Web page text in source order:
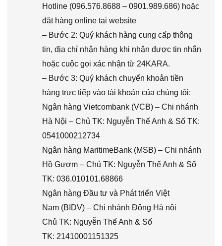
Hotline (096.576.8688 – 0901.989.686) hoặc
đặt hàng online tại website
– Bước 2: Quý khách hàng cung cấp thông
tin, địa chỉ nhận hàng khi nhận được tin nhắn
hoặc cuộc gọi xác nhận từ 24KARA.
– Bước 3: Quý khách chuyển khoản tiền
hàng trực tiếp vào tài khoản của chúng tôi:
Ngân hàng Vietcombank (VCB) – Chi nhánh
Hà Nội – Chủ TK: Nguyễn Thế Anh & Số TK:
0541000212734
Ngân hàng MaritimeBank (MSB) – Chi nhánh
Hồ Gươm – Chủ TK: Nguyễn Thế Anh & Số
TK: 036.010101.68866
Ngân hàng Đầu tư và Phát triển Việt
Nam (BIDV) – Chi nhánh Đông Hà nội
Chủ TK: Nguyễn Thế Anh & Số
TK: 21410001151325